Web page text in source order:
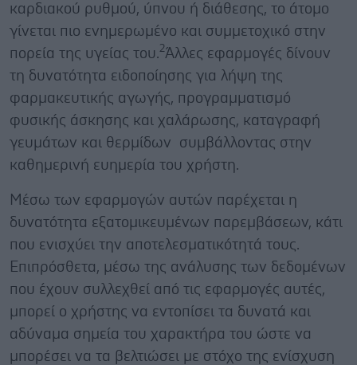
καρδιακού ρυθμού, ύπνου ή διάθεσης, το άτομο
γίνεται πιο ενημερωμένο και συμμετοχικό στην
πορεία της υγείας του.2Άλλες εφαρμογές δίνουν
τη δυνατότητα ειδοποίησης για λήψη της
φαρμακευτικής αγωγής, προγραμματισμό
φυσικής άσκησης και χαλάρωσης, καταγραφή
γευμάτων και θερμίδων συμβάλλοντας στην
καθημερινή ευημερία του χρήστη.
Μέσω των εφαρμογών αυτών παρέχεται η
δυνατότητα εξατομικευμένων παρεμβάσεων, κάτι
που ενισχύει την αποτελεσματικότητά τους.
Επιπρόσθετα, μέσω της ανάλυσης των δεδομένων
που έχουν συλλεχθεί από τις εφαρμογές αυτές,
μπορεί ο χρήστης να εντοπίσει τα δυνατά και
αδύναμα σημεία του χαρακτήρα του ώστε να
μπορέσει να τα βελτιώσει με στόχο της ενίσχυση